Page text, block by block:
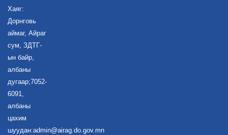
Хаяг:
Дорнговь
аймаг, Айраг
сум, ЗДТГ-
ын байр,
албаны
дугаар;7052-
6091,
албаны
цахим
шуудан:admin@airag.do.gov.mn